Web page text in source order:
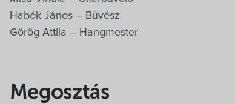
Habók János – Bűvész
Görög Attila – Hangmester
Megosztás